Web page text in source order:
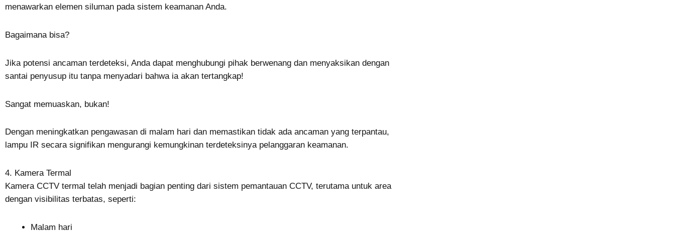
menawarkan elemen siluman pada sistem keamanan Anda.
Bagaimana bisa?
Jika potensi ancaman terdeteksi, Anda dapat menghubungi pihak berwenang dan menyaksikan dengan
santai penyusup itu tanpa menyadari bahwa ia akan tertangkap!
Sangat memuaskan, bukan!
Dengan meningkatkan pengawasan di malam hari dan memastikan tidak ada ancaman yang terpantau,
lampu IR secara signifikan mengurangi kemungkinan terdeteksinya pelanggaran keamanan.
4. Kamera Termal
Kamera CCTV termal telah menjadi bagian penting dari sistem pemantauan CCTV, terutama untuk area
dengan visibilitas terbatas, seperti:
Malam hari